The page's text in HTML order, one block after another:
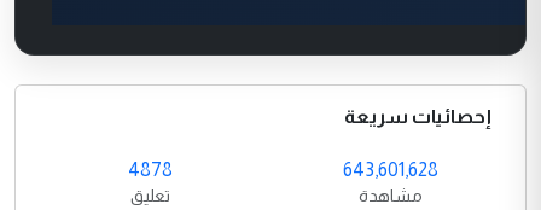
إحصائيات سريعة
643,601,628
مشاهدة
4878
تعليق